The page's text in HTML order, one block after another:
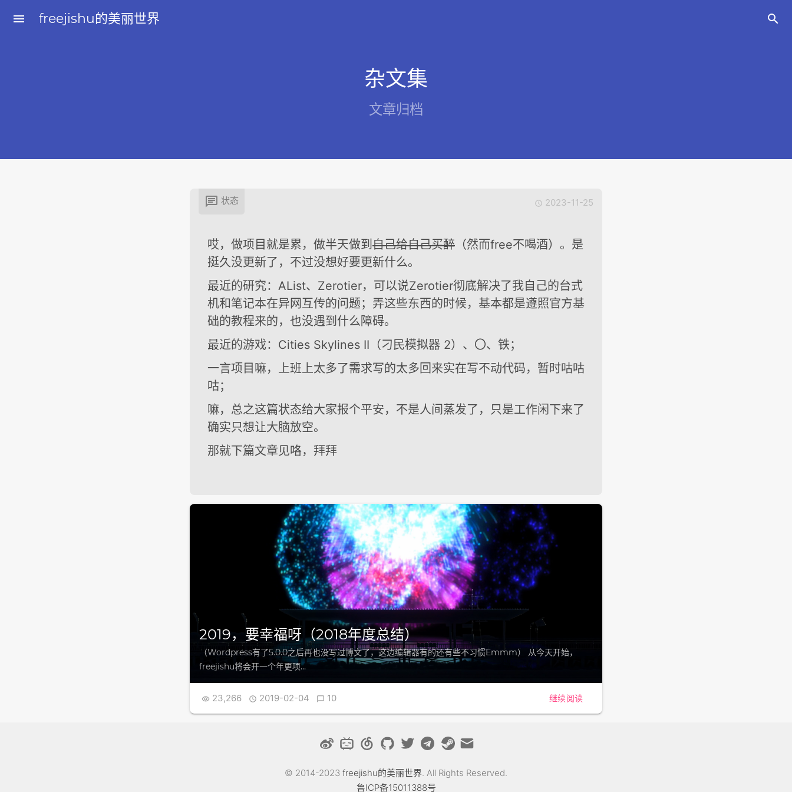
menu freejishu的美丽世界 
杂文集
文章归档
 状态  2023-11-25
哎，做项目就是累，做半天做到自己给自己买醉 （然而free不喝酒）。是
挺久没更新了，不过没想好要更新什么。
最近的研究：AList、Zerotier，可以说Zerotier彻底解决了我自己的台式
机和笔记本在异网互传的问题；弄这些东西的时候，基本都是遵照官方基
础的教程来的，也没遇到什么障碍。
最近的游戏：Cities Skylines II（刁民模拟器 2）、〇、铁；
一言项目嘛，上班上太多了需求写的太多回来实在写不动代码，暂时咕咕
咕；
嘛，总之这篇状态给大家报个平安，不是人间蒸发了，只是工作闲下来了
确实只想让大脑放空。
那就下篇文章见咯，拜拜
2019，要幸福呀（2018年度总结）
（Wordpress有了5.0.0之后再也没写过博文了，这边编辑器有的还有些不习惯Emmm） 从今天开始，
freejishu将会开一个年更项…
 23,266  2019-02-04  10 继续阅读
© 2014-2023 freejishu的美丽世界. All Rights Reserved.
鲁ICP备15011388号